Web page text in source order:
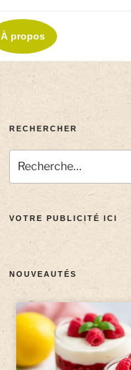
À propos
RECHERCHER
VOTRE PUBLICITÉ ICI
NOUVEAUTÉS